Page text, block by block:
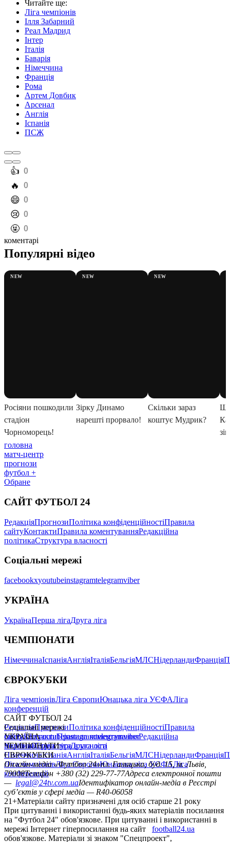
Читайте ще:
Ліга чемпіонів
Ілля Забарний
Реал Мадрид
Інтер
Італія
Баварія
Німеччина
Франція
Рома
Артем Довбик
Арсенал
Англія
Іспанія
ПСЖ
️👍 0
️🔥 0
️😄 0
️😢 0
️🤬 0
коментарі
головна
матч-центр
прогнози
футбол +
Обране
САЙТ ФУТБОЛ 24
РедакціяПрогнозиПолітика конфіденційностіПравила
сайтуКонтактиПравила коментуванняРедакційна
політикаСтруктура власності
Соціальні мережі
facebookxyoutubeinstagramtelegramviber
УКРАЇНА
УкраїнаПерша лігаДруга ліга
ЧЕМПІОНАТИ
НімеччинаІспаніяАнгліяІталіяБельгіяМЛСНідерландиФранція
ЄВРОКУБКИ
Ліга чемпіонівЛіга ЄвропиЮнацька ліга УЄФАЛіга
конференцій
САЙТ ФУТБОЛ 24
РедакціяПрогнозиПолітика конфіденційностіПравила
сайтуКонтактиПравила коментуванняРедакційна
політикаСтруктура власності
Соціальні мережі
facebookxyoutubeinstagramtelegramviber
УКРАЇНА
УкраїнаПерша лігаДруга ліга
ЧЕМПІОНАТИ
НімеччинаІспаніяАнгліяІталіяБельгіяМЛСНідерландиФранція
ЄВРОКУБКИ
Ліга чемпіонівЛіга ЄвропиЮнацька ліга УЄФАЛіга
конференцій
Онлайн-медіа «Футбол 24»пл. Галицька, буд. 15, м. Львів,
79008Телефон +380 (32) 229-77-77Адреса електронної пошти
— legal@24tv.com.uaІдентифікатор онлайн-медіа в Реєстрі
суб’єктів у сфері медіа — R40-06058
21+Матеріали сайту призначені для осіб старше 21 року
При цитуванні і використанні будь-яких матеріалів посилання
на "Футбол 24" обов'язкове. При цитуванні і використанні в
мережі Інтернет гіперпосилання на сайт
football24.ua
обов'язкове. Матеріали зі знаком "Спецпроект",